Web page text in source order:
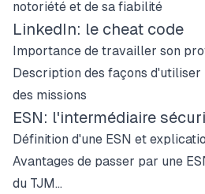
notoriété et de sa fiabilité
LinkedIn: le cheat code
Importance de travailler son
Description des façons
des missions
ESN: l'intermédiaire
Définition d'une ESN et
Avantages de passer par une
du TJM...